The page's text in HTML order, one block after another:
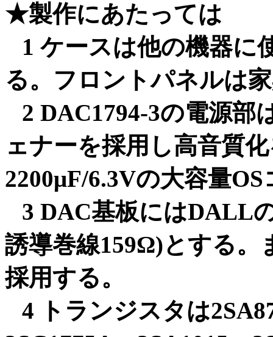
★製作にあたっては
1 ケースは他の機器に
る。フロントパネルは
2 DAC1794-3の電源部
ェナーを採用し高音質
2200μF/6.3Vの大容量OS
3 DAC基板にはDALL
誘導巻線159Ω)とする。
採用する。
4 トランジスタは